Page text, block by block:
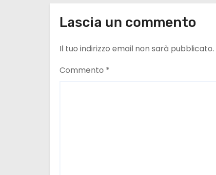
cLascia un commento
Il tuo indirizzo email non sarà pubblicato.
Commento *